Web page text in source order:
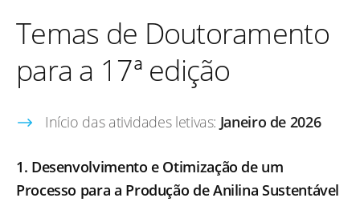
Temas de Doutoramento
para a 17ª edição
Início das atividades letivas: Janeiro de 2026
1. Desenvolvimento e Otimização de um
Processo para a Produção de Anilina Sustentável